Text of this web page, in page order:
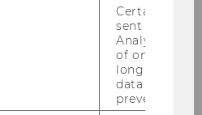
im Vorschlag der
für ein KI-Gesetz
Aspekte der
von FinTech-
Certain data
sent to
Analytics a
of once per
long as it is
data
prevented.